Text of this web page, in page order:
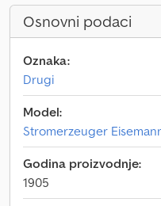
Osnovni podaci
Oznaka:
Drugi
Model:
Stromerzeuger
Godina proizvodnje:
1905